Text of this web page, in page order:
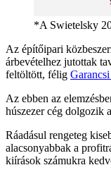
*A Swietelsky
Az építőipari
árbevételhez jutottak
feltöltött, félig
Az ebben az
húszezer cég dolgozik
Ráadásul rengeteg
alacsonyabbak a
kiírások számukra